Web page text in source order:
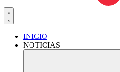
INICIO
NOTICIAS